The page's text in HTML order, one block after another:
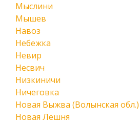
Мыслини
Мышев
Навоз
Небежка
Невир
Несвич
Низкиничи
Ничеговка
Новая Выжва (Волынская обл.)
Новая Лешня